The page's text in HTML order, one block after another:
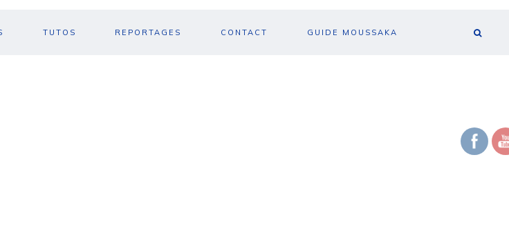
TUTOS REPORTAGES CONTACT GUIDE MOUSSAKA